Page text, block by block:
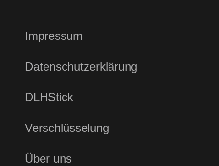
Impressum
Datenschutzerklärung
DLHStick
Verschlüsselung
Über uns